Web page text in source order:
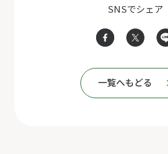
SNSでシェア
一覧へもどる